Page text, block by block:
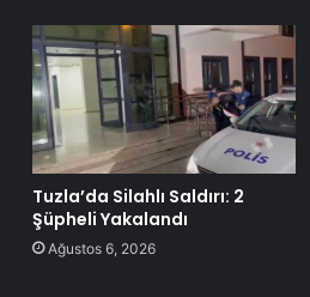
Tuzla’da Silahlı Saldırı: 2
Şüpheli Yakalandı
Ağustos 6, 2026